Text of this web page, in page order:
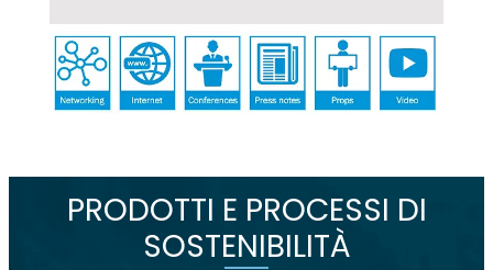
PRODOTTI E PROCESSI DI
SOSTENIBILITÀ